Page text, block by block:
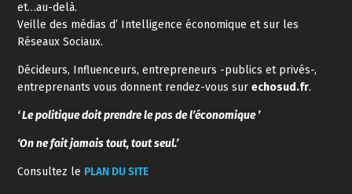
et…au-delà.
Veille des médias d’ Intelligence économique et sur les
Réseaux Sociaux.
Décideurs, Influenceurs, entrepreneurs -publics et privés-,
entreprenants vous donnent rendez-vous surechosud.fr.
‘ Le politique doit prendre le pas de l’économique ’
‘On ne fait jamais tout, tout seul.’
Consultez le PLAN DU SITE